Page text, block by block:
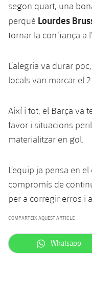
segon quart, una
perquè Lourdes
tornar la confiança a
L’alegria va durar
locals van marcar el
Així i tot, el Barça va
favor i situacions
materialitzar en gol.
L’equip ja pensa en
compromís de
per a corregir erros i
COMPARTEIX AQUEST ARTICLE
Whatsapp